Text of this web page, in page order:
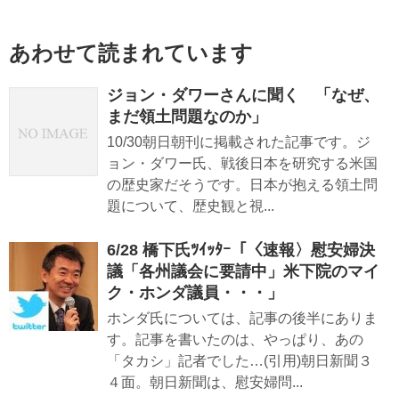
あわせて読まれています
ジョン・ダワーさんに聞く 「なぜ、
まだ領土問題なのか」
10/30朝日朝刊に掲載された記事です。ジ
ョン・ダワー氏、戦後日本を研究する米国
の歴史家だそうです。日本が抱える領土問
題について、歴史観と視...
6/28 橋下氏ﾂｲｯﾀｰ「〈速報〉慰安婦決
議「各州議会に要請中」米下院のマイ
ク・ホンダ議員・・・」
ホンダ氏については、記事の後半にありま
す。記事を書いたのは、やっぱり、あの
「タカシ」記者でした…(引用)朝日新聞３
４面。朝日新聞は、慰安婦問...